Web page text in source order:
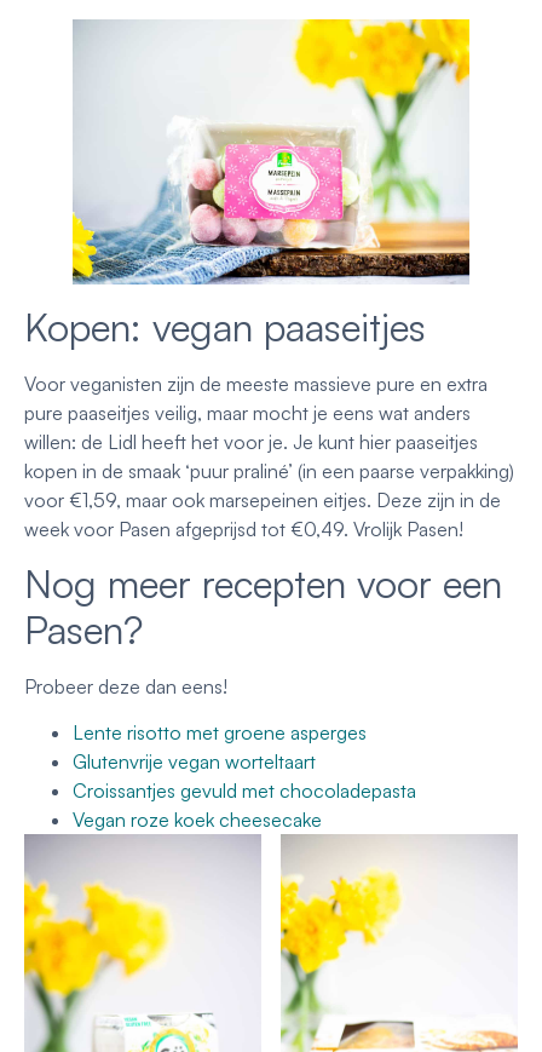
Kopen: vegan paaseitjes
Voor veganisten zijn de meeste massieve pure en extra
pure paaseitjes veilig, maar mocht je eens wat anders
willen: de Lidl heeft het voor je. Je kunt hier paaseitjes
kopen in de smaak ‘puur praliné’ (in een paarse verpakking)
voor €1,59, maar ook marsepeinen eitjes. Deze zijn in de
week voor Pasen afgeprijsd tot €0,49. Vrolijk Pasen!
Nog meer recepten voor een
Pasen?
Probeer deze dan eens!
Lente risotto met groene asperges
Glutenvrije vegan worteltaart
Croissantjes gevuld met chocoladepasta
Vegan roze koek cheesecake